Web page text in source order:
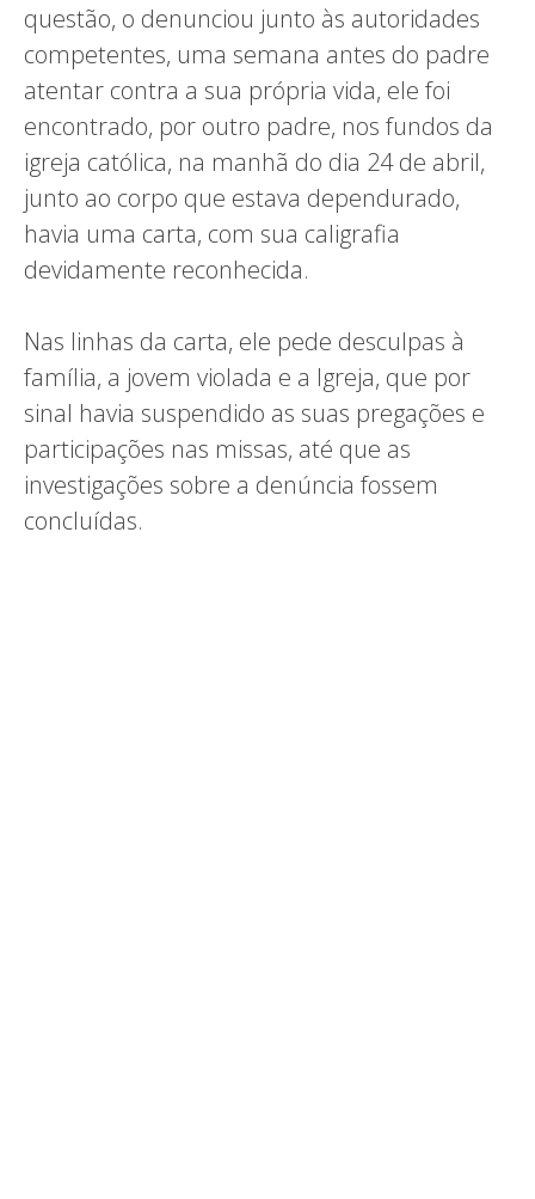
questão, o denunciou junto às autoridades
competentes, uma semana antes do padre
atentar contra a sua própria vida, ele foi
encontrado, por outro padre, nos fundos da
igreja católica, na manhã do dia 24 de abril,
junto ao corpo que estava dependurado,
havia uma carta, com sua caligrafia
devidamente reconhecida.
Nas linhas da carta, ele pede desculpas à
família, a jovem violada e a Igreja, que por
sinal havia suspendido as suas pregações e
participações nas missas, até que as
investigações sobre a denúncia fossem
concluídas.